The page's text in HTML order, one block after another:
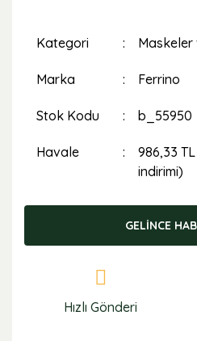
Kategori
Marka Ferrino
Stok Kodu b_55950
Havale
986,33
indirimi)
GELİNCE
Hızlı Gönderi